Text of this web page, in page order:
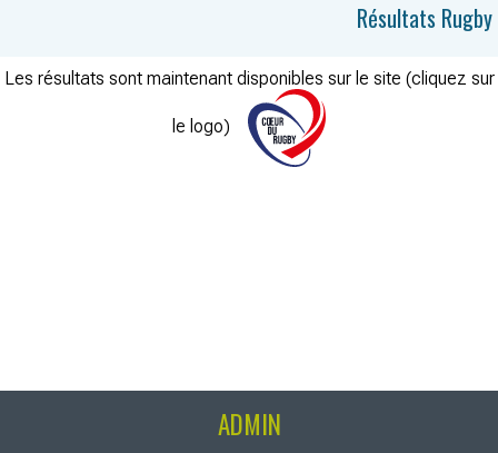
Résultats Rugby
Les résultats sont maintenant disponibles sur le site (cliquez sur
le logo)
ADMIN